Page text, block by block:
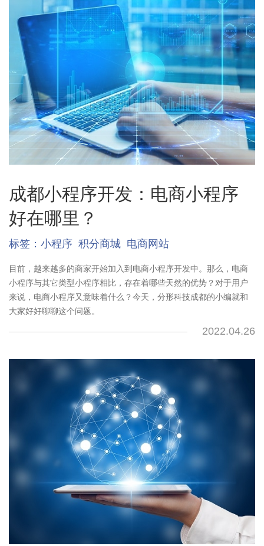
成都小程序开发：电商小程序
好在哪里？
标签： 小程序 积分商城 电商网站
目前，越来越多的商家开始加入到电商小程序开发中。那么，电商
小程序与其它类型小程序相比，存在着哪些天然的优势？对于用户
来说，电商小程序又意味着什么？今天，分形科技成都的小编就和
大家好好聊聊这个问题。
2022.04.26